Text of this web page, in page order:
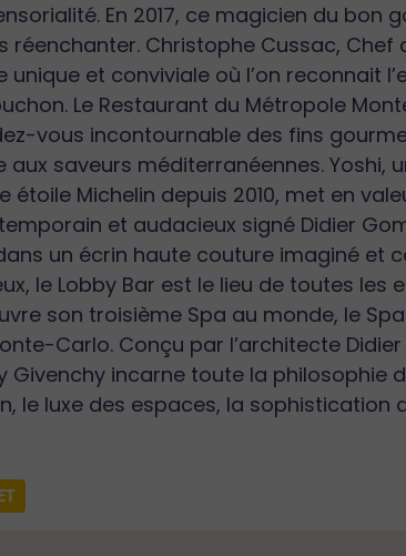
En 2017, ce magicien du bon
réenchanter. Christophe Cussac, Chef
unique et conviviale où l’on reconnait
Le Restaurant du Métropole
vous incontournable des fins
aux saveurs méditerranéennes.
étoile Michelin depuis 2010, met en
et audacieux signé Didier
un écrin haute couture imaginé et
le Lobby Bar est le lieu de toutes les
son troisième Spa au monde, le
Carlo. Conçu par l’architecte
Givenchy incarne toute la philosophie
le luxe des espaces, la